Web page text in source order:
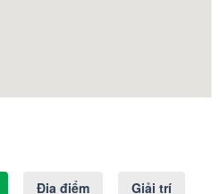
Địa điểm Giải trí